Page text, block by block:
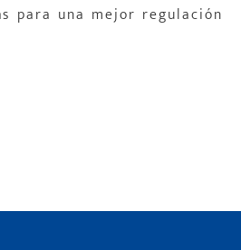
para una mejor regulación